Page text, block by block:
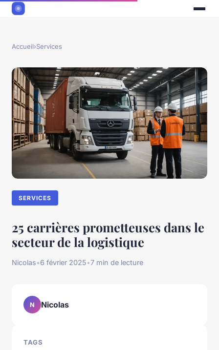
Accueil›Services
SERVICES
25 carrières prometteuses dans le
secteur de la logistique
Nicolas•6 février 2025•7 min de lecture
N Nicolas
TAGS